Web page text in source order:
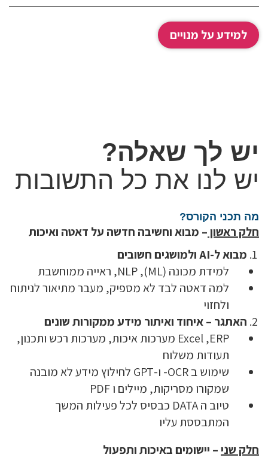
למידע על מנויים
יש לך שאלה?
יש לנו את כל התשובות
מה תכני הקורס?
חלק ראשון– מבוא וחשיבה חדשה על דאטה ואיכות
מבוא ל-AI
ולמושגים חשובים
למידת מכונה (ML), NLP, ראייה ממוחשבת
למה דאטה לבד לא מספיק, מעבר מתיאור לניתוח
ולחזוי
האתגר – איחוד ואיתור מידע ממקורות שונים
Excel ,ERP מערכות איכות, מערכות רכש ותכנון,
תעודות משלוח
שימוש ב OCR- ו-GPT לחילוץ מידע לא מובנה
שמקורו מסריקות, מיילים ו PDF
טיוב ה DATA כבסיס לכל פעילות המשך
המתבססת עליו
חלק שני– יישומים באיכות ותפעול